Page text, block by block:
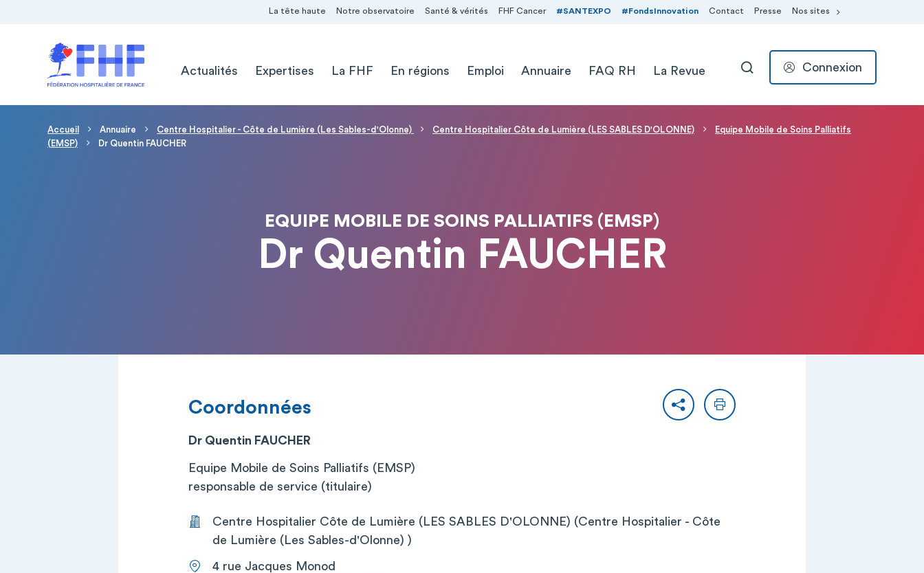
La tête haute Notre observatoire Santé & vérités FHF Cancer #SANTEXPO #FondsInnovation Contact Presse Nos sites
Actualités
Expertises La FHF En régions Emploi Annuaire FAQ RH La Revue RECHERCHER
Connexion
Fil d'Ariane
Accueil Annuaire Centre Hospitalier - Côte de Lumière (Les Sables-d'Olonne) Centre Hospitalier Côte de Lumière (LES SABLES D'OLONNE)
Equipe Mobile de Soins Palliatifs
(EMSP)
Dr Quentin FAUCHER
EQUIPE MOBILE DE SOINS PALLIATIFS (EMSP)
Dr Quentin FAUCHER
PartagerImprimer
Coordonnées
Dr Quentin FAUCHER
Equipe Mobile de Soins Palliatifs (EMSP)
responsable de service (titulaire)
Centre Hospitalier Côte de Lumière (LES SABLES D'OLONNE) (Centre Hospitalier - Côte
de Lumière (Les Sables-d'Olonne) )
4 rue Jacques Monod